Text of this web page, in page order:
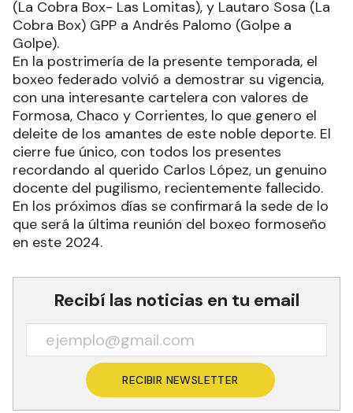
(La Cobra Box- Las Lomitas), y Lautaro Sosa (La
Cobra Box) GPP a Andrés Palomo (Golpe a
Golpe).
En la postrimería de la presente temporada, el
boxeo federado volvió a demostrar su vigencia,
con una interesante cartelera con valores de
Formosa, Chaco y Corrientes, lo que genero el
deleite de los amantes de este noble deporte. El
cierre fue único, con todos los presentes
recordando al querido Carlos López, un genuino
docente del pugilismo, recientemente fallecido.
En los próximos días se confirmará la sede de lo
que será la última reunión del boxeo formoseño
en este 2024.
Recibí las noticias en tu email
RECIBIR NEWSLETTER